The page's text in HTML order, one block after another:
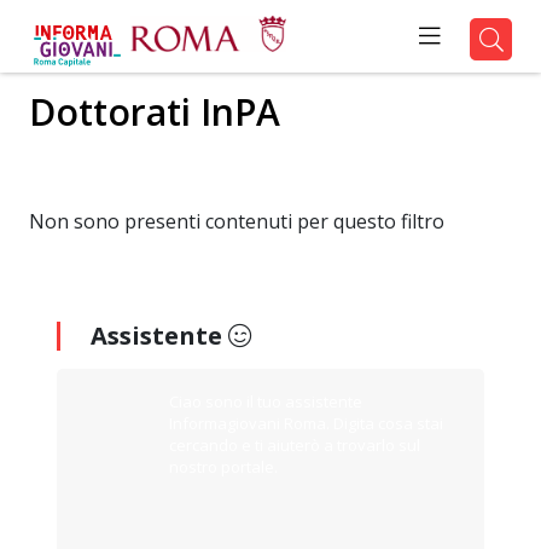
Dottorati InPA
Non sono presenti contenuti per questo filtro
Assistente